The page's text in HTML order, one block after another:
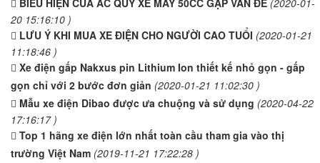
BIỂU HIỆN CỦA AC QUY XE MÁY 50CC GẶP VẤN ĐỀ (2020-01-
20 15:16:10 )
LƯU Ý KHI MUA XE ĐIỆN CHO NGƯỜI CAO TUỔI (2020-01-21
11:18:46 )
Xe điện gấp Nakxus pin Lithium Ion thiết kế nhỏ gọn - gấp
gọn chỉ với 2 bước đơn giản (2020-01-21 11:02:30 )
Mẫu xe điện Dibao được ưa chuộng và sử dụng (2020-04-22
17:16:17 )
Top 1 hãng xe điện lớn nhất toàn cầu tham gia vào thị
trường Việt Nam (2019-11-21 17:22:28 )